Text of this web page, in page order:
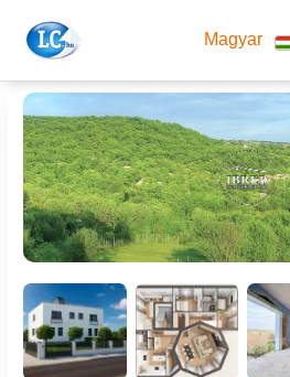
Magyar